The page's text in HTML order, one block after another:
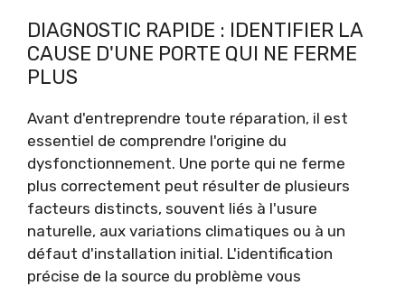
DIAGNOSTIC RAPIDE : IDENTIFIER LA
CAUSE D'UNE PORTE QUI NE FERME
PLUS
Avant d'entreprendre toute réparation, il est
essentiel de comprendre l'origine du
dysfonctionnement. Une porte qui ne ferme
plus correctement peut résulter de plusieurs
facteurs distincts, souvent liés à l'usure
naturelle, aux variations climatiques ou à un
défaut d'installation initial. L'identification
précise de la source du problème vous